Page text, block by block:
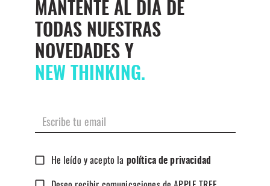
MANTENTE AL DÍA DE
TODAS NUESTRAS
NOVEDADES Y
NEW THINKING.
He leído y acepto la política de privacidad